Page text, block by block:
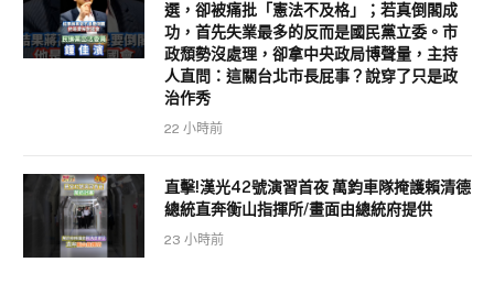
選，卻被痛批「憲法不及格」；若真倒閣成
功，首先失業最多的反而是國民黨立委。市
政頹勢沒處理，卻拿中央政局博聲量，主持
人直問：這關台北市長屁事？說穿了只是政
治作秀
22 小時前
直擊!漢光42號演習首夜 萬鈞車隊掩護賴清德
總統直奔衡山指揮所/畫面由總統府提供
23 小時前